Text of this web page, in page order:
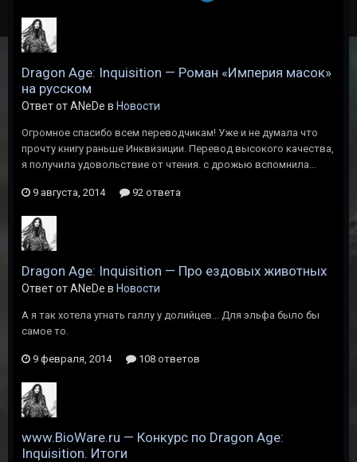
Dragon Age: Inquisition — Роман «Империя масок»
на русском
Ответ от ANeDe в Новости
Огромное спасибо всем переводчикам! Уже и не думала что
прочту книгу раньше Инквизиции. Перевод высокого качества,
я получила удовольствие от чтения. с дрожью вспомнила...
9 августа, 2014 92 ответа
Dragon Age: Inquisition — Про ездовых животных
Ответ от ANeDe в Новости
А я так хотела угнать галлу у долийцев... Для эльфа было бы
самое то.
9 февраля, 2014 108 ответов
www.BioWare.ru — Конкурс по Dragon Age:
Inquisition. Итоги